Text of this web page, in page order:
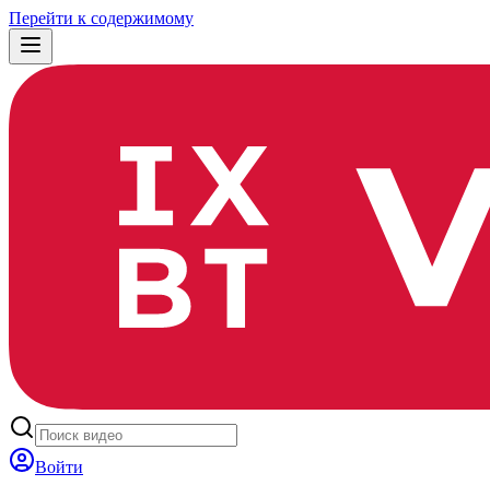
Перейти к содержимому
Войти